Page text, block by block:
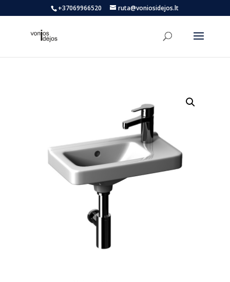
+37069966520 ruta@voniosidejos.lt